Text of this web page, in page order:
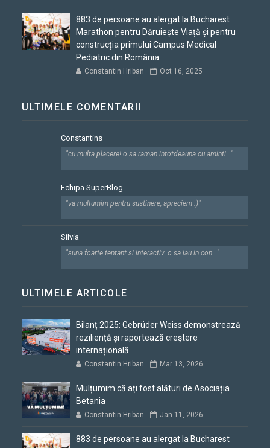
883 de persoane au alergat la Bucharest
Marathon pentru Dăruiește Viață și pentru
construcția primului Campus Medical
Pediatric din România
Constantin Hriban Oct 16, 2025
ULTIMELE COMENTARII
Constantins
"cu multa placere! o sa raman intotdeauna cu aminti..."
Echipa SuperBlog
"va multumim pentru sustinere, apreciem :)"
Silvia
"suna foarte tentant si interactiv. o sa iau in con..."
ULTIMELE ARTICOLE
Bilanț 2025: Gebrüder Weiss demonstrează
reziliență și raportează creștere
internațională
Constantin Hriban Mar 13, 2026
Mulțumim că ați fost alături de Asociația
Betania
Constantin Hriban Jan 11, 2026
883 de persoane au alergat la Bucharest